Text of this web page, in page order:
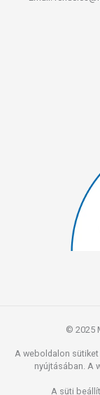
© 2025
A weboldalon
nyújtásában. A
A süti